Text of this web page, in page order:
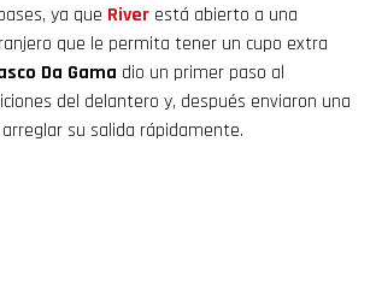
ya que River está abierto a una
que le permita tener un cupo extra
Da Gama dio un primer paso al
del delantero y, después enviaron una
su salida rápidamente.